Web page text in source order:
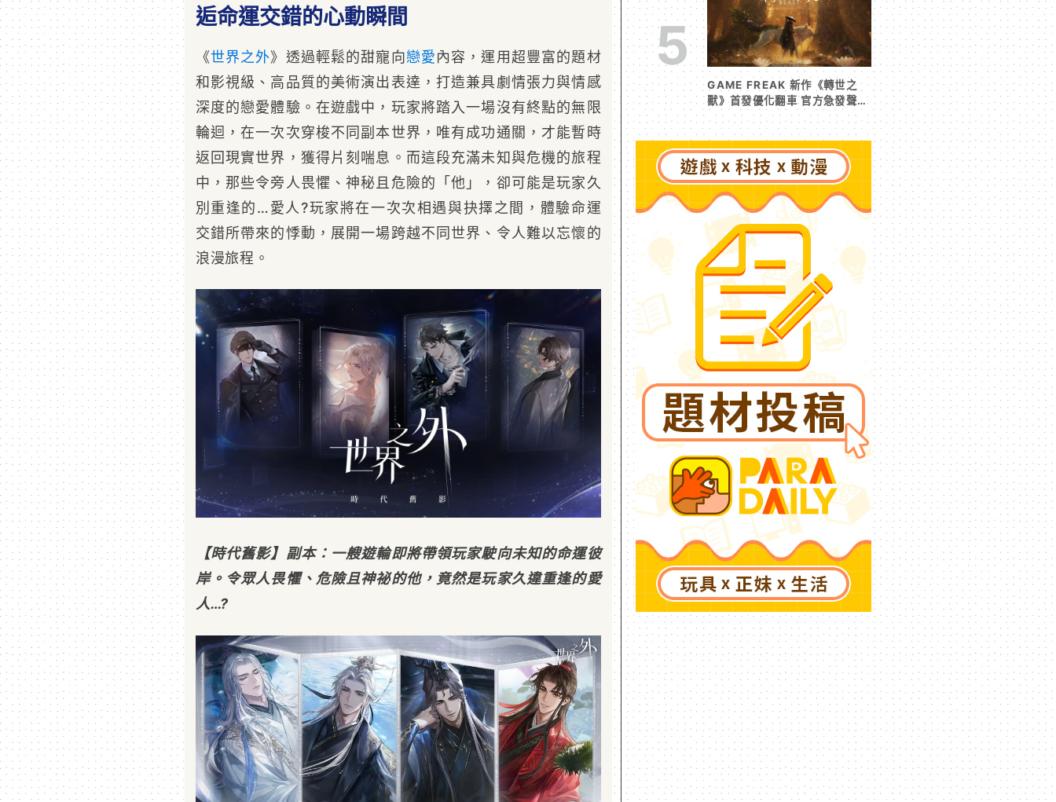
逅命運交錯的心動瞬間
《世界之外》透過輕鬆的甜寵向戀愛內容，運用超豐富的題材
和影視級、高品質的美術演出表達，打造兼具劇情張力與情感
深度的戀愛體驗。在遊戲中，玩家將踏入一場沒有終點的無限
輪迴，在一次次穿梭不同副本世界，唯有成功通關，才能暫時
返回現實世界，獲得片刻喘息。而這段充滿未知與危機的旅程
中，那些令旁人畏懼、神秘且危險的「他」，卻可能是玩家久
別重逢的…愛人?玩家將在一次次相遇與抉擇之間，體驗命運
交錯所帶來的悸動，展開一場跨越不同世界、令人難以忘懷的
浪漫旅程。
【時代舊影】副本：一艘遊輪即將帶領玩家駛向未知的命運彼
岸。令眾人畏懼、危險且神祕的他，竟然是玩家久違重逢的愛
人…?
5
GAME FREAK 新作《轉世之
獸》首發優化翻車 官方急發聲明
承諾提供大量更新彌補